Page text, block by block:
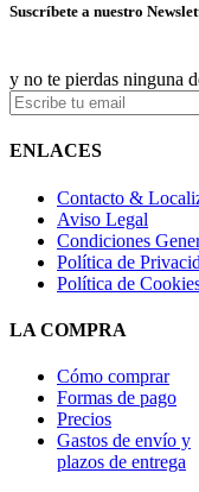
Suscríbete a nuestro
y no te pierdas ninguna
ENLACES
Contacto &
Aviso Legal
Condiciones
Política de
Política de
LA COMPRA
Cómo comprar
Formas de pago
Precios
Gastos de envío y
plazos de entrega